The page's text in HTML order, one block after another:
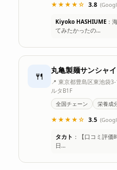
★★★★☆ 3.8
Kiyoko HASHIUME：
てみたかったの…
🍴 丸亀製麺サンシャ
📍 東京都豊島区東池袋
ルタB1F
全国チェーン
栄養成
★★★★☆ 3.5
タカト ：【口コミ評
日…